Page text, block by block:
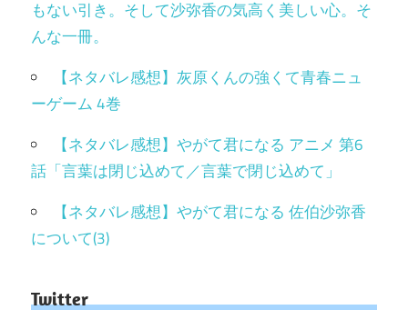
もない引き。そして沙弥香の気高く美しい心。そ
んな一冊。
【ネタバレ感想】灰原くんの強くて青春ニュ
ーゲーム 4巻
【ネタバレ感想】やがて君になる アニメ 第6
話「言葉は閉じ込めて／言葉で閉じ込めて」
【ネタバレ感想】やがて君になる 佐伯沙弥香
について(3)
Twitter